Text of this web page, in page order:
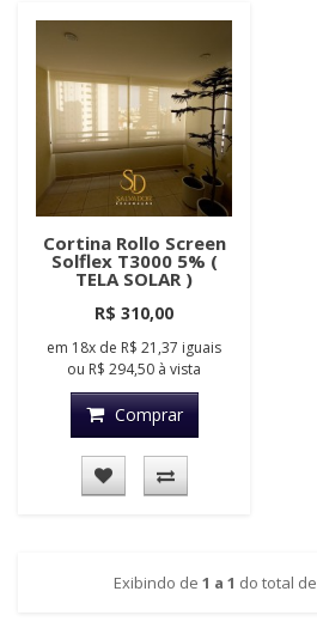
Cortina Rollo Screen
Solflex T3000 5% (
TELA SOLAR )
R$ 310,00
em 18x de R$ 21,37 iguais
ou R$ 294,50 à vista
Comprar
Exibindo de 1 a 1 do total de